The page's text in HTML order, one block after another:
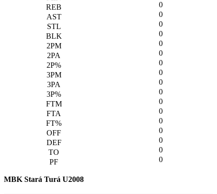
0
0
0
0
0
0
0
0
0
0
0
0
0
0
0
0
0
MBK Stará Turá U2008